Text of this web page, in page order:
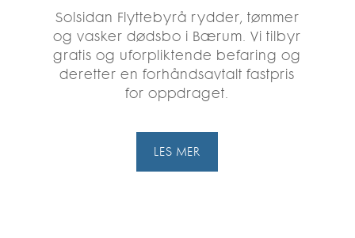
Solsidan Flyttebyrå rydder, tømmer
og vasker dødsbo i Bærum. Vi tilbyr
gratis og uforpliktende befaring og
deretter en forhåndsavtalt fastpris
for oppdraget.
LES MER